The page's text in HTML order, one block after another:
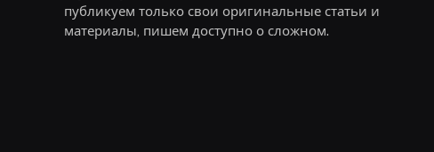
публикуем только свои оригинальные статьи и
материалы, пишем доступно о сложном.